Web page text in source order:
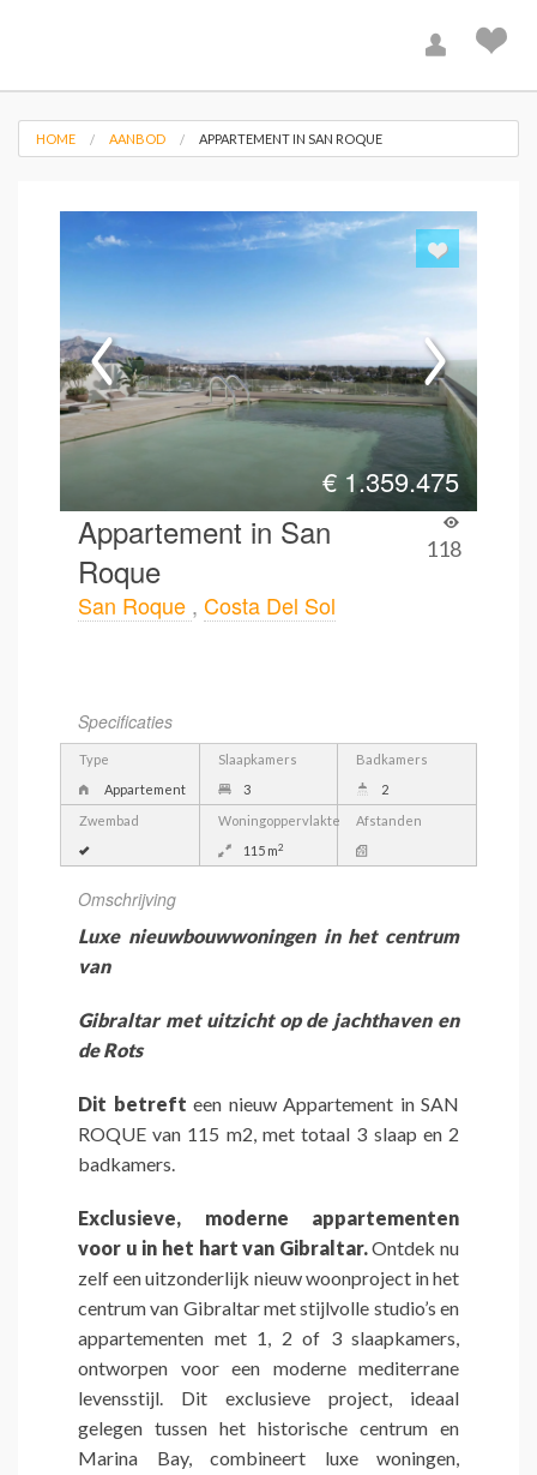
HOME AANBOD APPARTEMENT IN SAN ROQUE
€ 1.359.475
Appartement in San
Roque
118
San Roque , Costa Del Sol
Specificaties
Type
Appartement
Slaapkamers
3
Badkamers
2
Zwembad
Woningoppervlakte
115 m2
Afstanden
Omschrijving
Luxe nieuwbouwwoningen in het centrum
van
Gibraltar met uitzicht op de jachthaven en
de Rots
Dit betreft een nieuw Appartement in SAN
ROQUE van 115 m2, met totaal 3 slaap en 2
badkamers.
Exclusieve, moderne appartementen
voor u in het hart van Gibraltar.Ontdek nu
zelf een uitzonderlijk nieuw woonproject in het
centrum van Gibraltar met stijlvolle studio’s en
appartementen met 1, 2 of 3 slaapkamers,
ontworpen voor een moderne mediterrane
levensstijl. Dit exclusieve project, ideaal
gelegen tussen het historische centrum en
Marina Bay, combineert luxe woningen,